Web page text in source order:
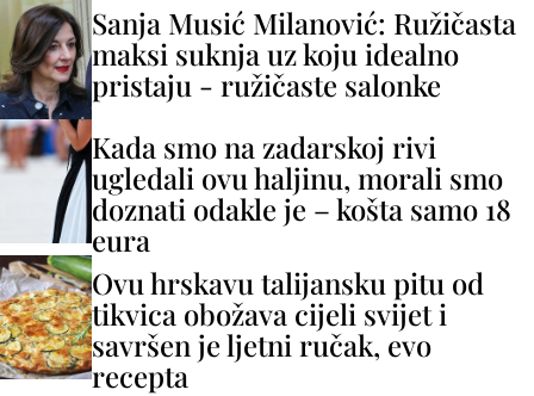
Sanja Musić Milanović: Ružičasta
maksi suknja uz koju idealno
pristaju - ružičaste salonke
Kada smo na zadarskoj rivi
ugledali ovu haljinu, morali smo
doznati odakle je – košta samo 18
eura
Ovu hrskavu talijansku pitu od
tikvica obožava cijeli svijet i
savršen je ljetni ručak, evo
recepta